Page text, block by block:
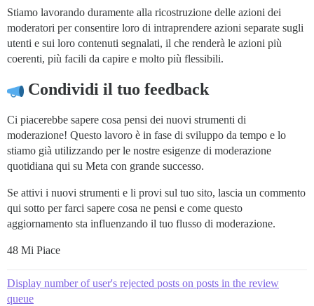
Stiamo lavorando duramente alla ricostruzione delle azioni dei
moderatori per consentire loro di intraprendere azioni separate sugli
utenti e sui loro contenuti segnalati, il che renderà le azioni più
coerenti, più facili da capire e molto più flessibili.
Condividi il tuo feedback
Ci piacerebbe sapere cosa pensi dei nuovi strumenti di
moderazione! Questo lavoro è in fase di sviluppo da tempo e lo
stiamo già utilizzando per le nostre esigenze di moderazione
quotidiana qui su Meta con grande successo.
Se attivi i nuovi strumenti e li provi sul tuo sito, lascia un commento
qui sotto per farci sapere cosa ne pensi e come questo
aggiornamento sta influenzando il tuo flusso di moderazione.
48 Mi Piace
Display number of user's rejected posts on posts in the review
queue